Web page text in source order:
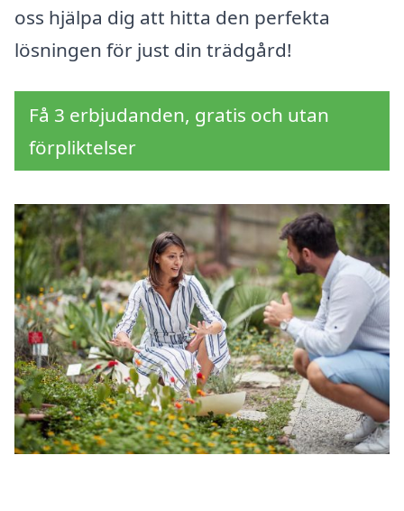
oss hjälpa dig att hitta den perfekta
lösningen för just din trädgård!
Få 3 erbjudanden, gratis och utan
förpliktelser